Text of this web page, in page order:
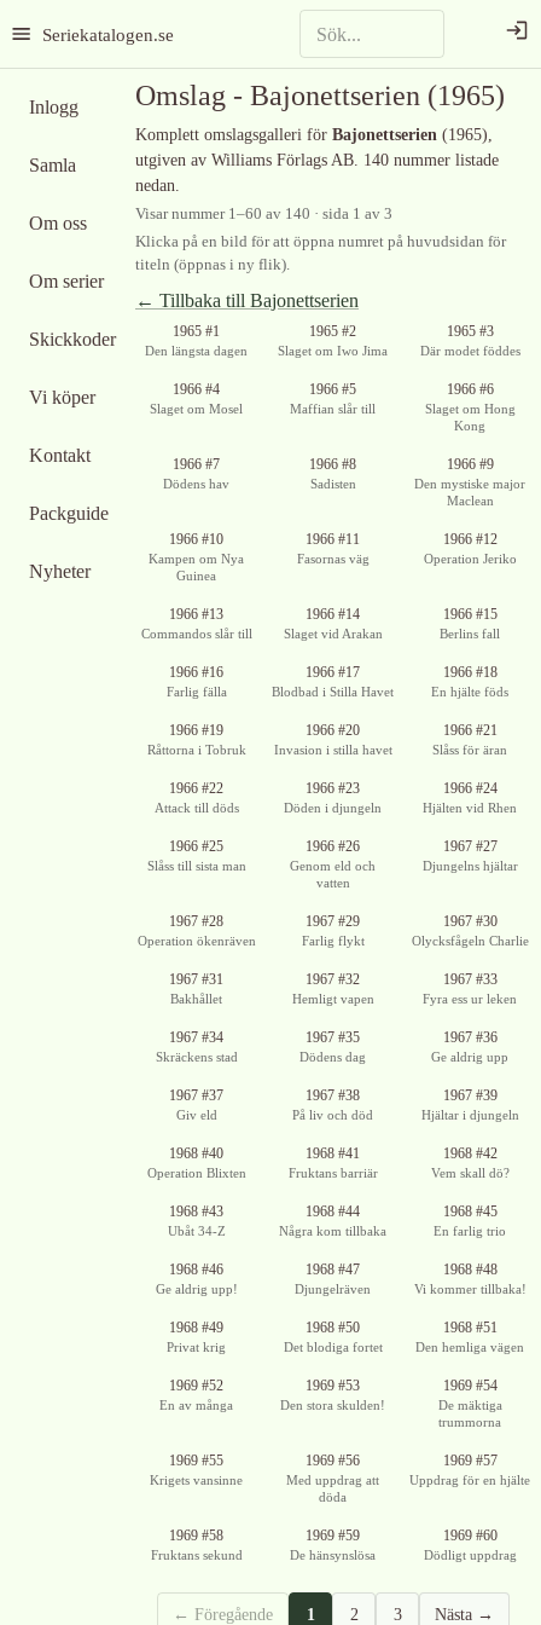
Seriekatalogen.se
Inlogg
Samla
Om oss
Om serier
Skickkoder
Vi köper
Kontakt
Packguide
Nyheter
Omslag - Bajonettserien (1965)
Komplett omslagsgalleri för Bajonettserien (1965),
utgiven av Williams Förlags AB. 140 nummer listade
nedan.
Visar nummer 1–60 av 140 · sida 1 av 3
Klicka på en bild för att öppna numret på huvudsidan för
titeln (öppnas i ny flik).
← Tillbaka till Bajonettserien
1965 #1
Den längsta dagen
1965 #2
Slaget om Iwo Jima
1965 #3
Där modet föddes
Ingen bild
tillgänglig
1966 #4
Slaget om Mosel
Ingen bild
tillgänglig
1966 #5
Maffian slår till
1966 #6
Slaget om Hong
Kong
Ingen bild
tillgänglig
1966 #7
Dödens hav
Ingen bild
tillgänglig
1966 #8
Sadisten
1966 #9
Den mystiske major
Maclean
1966 #10
Kampen om Nya
Guinea
1966 #11
Fasornas väg
1966 #12
Operation Jeriko
Ingen bild
tillgänglig
1966 #13
Commandos slår till
1966 #14
Slaget vid Arakan
Ingen bild
tillgänglig
1966 #15
Berlins fall
1966 #16
Farlig fälla
1966 #17
Blodbad i Stilla Havet
1966 #18
En hjälte föds
1966 #19
Råttorna i Tobruk
1966 #20
Invasion i stilla havet
1966 #21
Slåss för äran
1966 #22
Attack till döds
1966 #23
Döden i djungeln
Ingen bild
tillgänglig
1966 #24
Hjälten vid Rhen
1966 #25
Slåss till sista man
Ingen bild
tillgänglig
1966 #26
Genom eld och
vatten
Ingen bild
tillgänglig
1967 #27
Djungelns hjältar
Ingen bild
tillgänglig
1967 #28
Operation ökenräven
Ingen bild
tillgänglig
1967 #29
Farlig flykt
Ingen bild
tillgänglig
1967 #30
Olycksfågeln Charlie
Ingen bild
tillgänglig
1967 #31
Bakhållet
1967 #32
Hemligt vapen
Ingen bild
tillgänglig
1967 #33
Fyra ess ur leken
Ingen bild
tillgänglig
1967 #34
Skräckens stad
Ingen bild
tillgänglig
1967 #35
Dödens dag
Ingen bild
tillgänglig
1967 #36
Ge aldrig upp
Ingen bild
tillgänglig
1967 #37
Giv eld
Ingen bild
tillgänglig
1967 #38
På liv och död
Ingen bild
tillgänglig
1967 #39
Hjältar i djungeln
Ingen bild
tillgänglig
1968 #40
Operation Blixten
Ingen bild
tillgänglig
1968 #41
Fruktans barriär
1968 #42
Vem skall dö?
1968 #43
Ubåt 34-Z
Ingen bild
tillgänglig
1968 #44
Några kom tillbaka
Ingen bild
tillgänglig
1968 #45
En farlig trio
Ingen bild
tillgänglig
1968 #46
Ge aldrig upp!
Ingen bild
tillgänglig
1968 #47
Djungelräven
1968 #48
Vi kommer tillbaka!
1968 #49
Privat krig
1968 #50
Det blodiga fortet
1968 #51
Den hemliga vägen
Ingen bild
tillgänglig
1969 #52
En av många
Ingen bild
tillgänglig
1969 #53
Den stora skulden!
Ingen bild
tillgänglig
1969 #54
De mäktiga
trummorna
Ingen bild
tillgänglig
1969 #55
Krigets vansinne
1969 #56
Med uppdrag att
döda
1969 #57
Uppdrag för en hjälte
Ingen bild
tillgänglig
1969 #58
Fruktans sekund
1969 #59
De hänsynslösa
Ingen bild
tillgänglig
1969 #60
Dödligt uppdrag
← Föregående 1 2 3 Nästa →